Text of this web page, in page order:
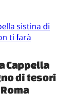
Cappella
di tesori